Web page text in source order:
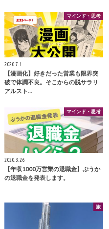
マインド・思考
2020.7.1
【漫画化】好きだった営業も限界突
破で体調不良。そこからの脱サラリ
アルスト…
マインド・思考
2020.3.26
【年収1000万営業の退職金】ぷうか
の退職金を発表します。
旅